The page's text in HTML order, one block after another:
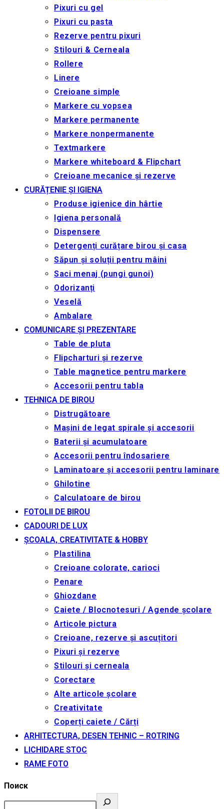
Pixuri cu gel
Pixuri cu pasta
Rezerve pentru pixuri
Stilouri & Сerneala
Rollere
Linere
Creioane simple
Markere cu vopsea
Markere permanente
Markere nonpermanente
Textmarkere
Markere whiteboard & Flipchart
Creioane mecanice și rezerve
CURĂȚENIE ȘI IGIENA
Produse igienice din hârtie
Igiena personală
Dispensere
Detergenți curățare birou și casa
Săpun și soluții pentru mâini
Saci menaj (pungi gunoi)
Odorizanți
Veselă
Ambalare
COMUNICARE ȘI PREZENTARE
Table de pluta
Flipcharturi și rezerve
Table magnetice pentru markere
Accesorii pentru tabla
TEHNICA DE BIROU
Distrugătoare
Mașini de legat spirale și accesorii
Baterii și acumulatoare
Accesorii pentru îndosariere
Laminatoare și accesorii pentru laminare
Ghilotine
Calculatoare de birou
FOTOLII DE BIROU
CADOURI DE LUX
ȘCOALA, CREATIVITATE & HOBBY
Plastilina
Creioane colorate, carioci
Penare
Ghiozdane
Caiete / Blocnotesuri / Agende școlare
Articole pictura
Creioane, rezerve și ascuțitori
Pixuri și rezerve
Stilouri și cerneala
Corectare
Alte articole școlare
Creativitate
Coperți caiete / Cărți
ARHITECTURA, DESEN TEHNIC – ROTRING
LICHIDARE STOC
RAME FOTO
Поиск